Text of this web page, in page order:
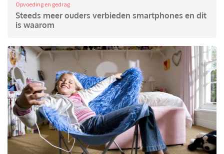
Opvoeding en gedrag
Steeds meer ouders verbieden smartphones en dit
is waarom